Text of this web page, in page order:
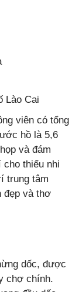
Lào Cai
viên có tổng
hồ là 5,6
và đám
thiếu nhi
trung tâm
đẹp và thơ
dốc, được
chợ chính.